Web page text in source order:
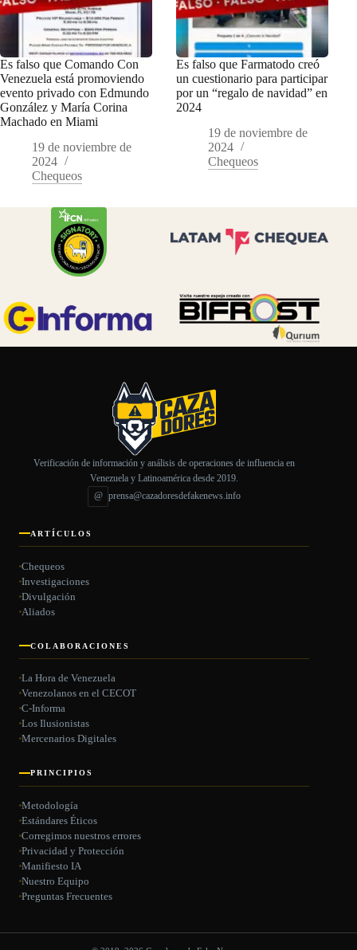
Es falso que Comando Con
Venezuela está promoviendo
evento privado con Edmundo
González y María Corina
Machado en Miami
19 de noviembre de
2024
Chequeos
Es falso que Farmatodo creó
un cuestionario para participar
por un “regalo de navidad” en
2024
19 de noviembre de
2024
Chequeos
Verificación de información y análisis de operaciones de influencia en
Venezuela y Latinoamérica desde 2019.
@ prensa@cazadoresdefakenews.info
ARTÍCULOS
Chequeos
Investigaciones
Divulgación
Aliados
COLABORACIONES
La Hora de Venezuela
Venezolanos en el CECOT
C-Informa
Los Ilusionistas
Mercenarios Digitales
PRINCIPIOS
Metodología
Estándares Éticos
Corregimos nuestros errores
Privacidad y Protección
Manifiesto IA
Nuestro Equipo
Preguntas Frecuentes